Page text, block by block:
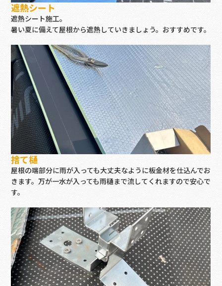
遮熱シート
遮熱シート施工。
暑い夏に備えて屋根から遮熱していきましょう。おすすめです。
捨て樋
屋根の端部分に雨が入っても大丈夫なように板金材を仕込んでお
きます。万が一水が入っても雨樋まで流してくれますので安心で
す。